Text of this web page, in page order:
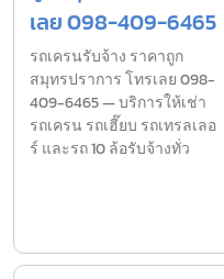
เลย 098-409-6465
รถเครนรับจ้าง ราคาถูก
สมุทรปราการ โทรเลย 098-
409-6465 — บริการให้เช่า
รถเครน รถเฮี๊ยบ รถเทรลเลอ
ร์ และรถ 10 ล้อรับจ้างทั่ว